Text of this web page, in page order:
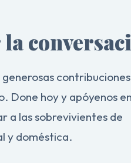
contribuciones
Done hoy y apóyenos en
a las sobrevivientes de
y doméstica.